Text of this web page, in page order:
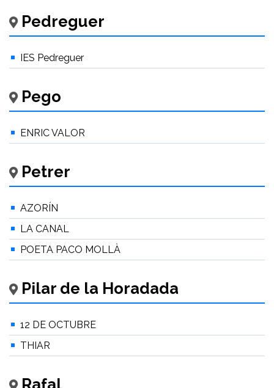
Pedreguer
IES Pedreguer
Pego
ENRIC VALOR
Petrer
AZORÍN
LA CANAL
POETA PACO MOLLÀ
Pilar de la Horadada
12 DE OCTUBRE
THIAR
Rafal